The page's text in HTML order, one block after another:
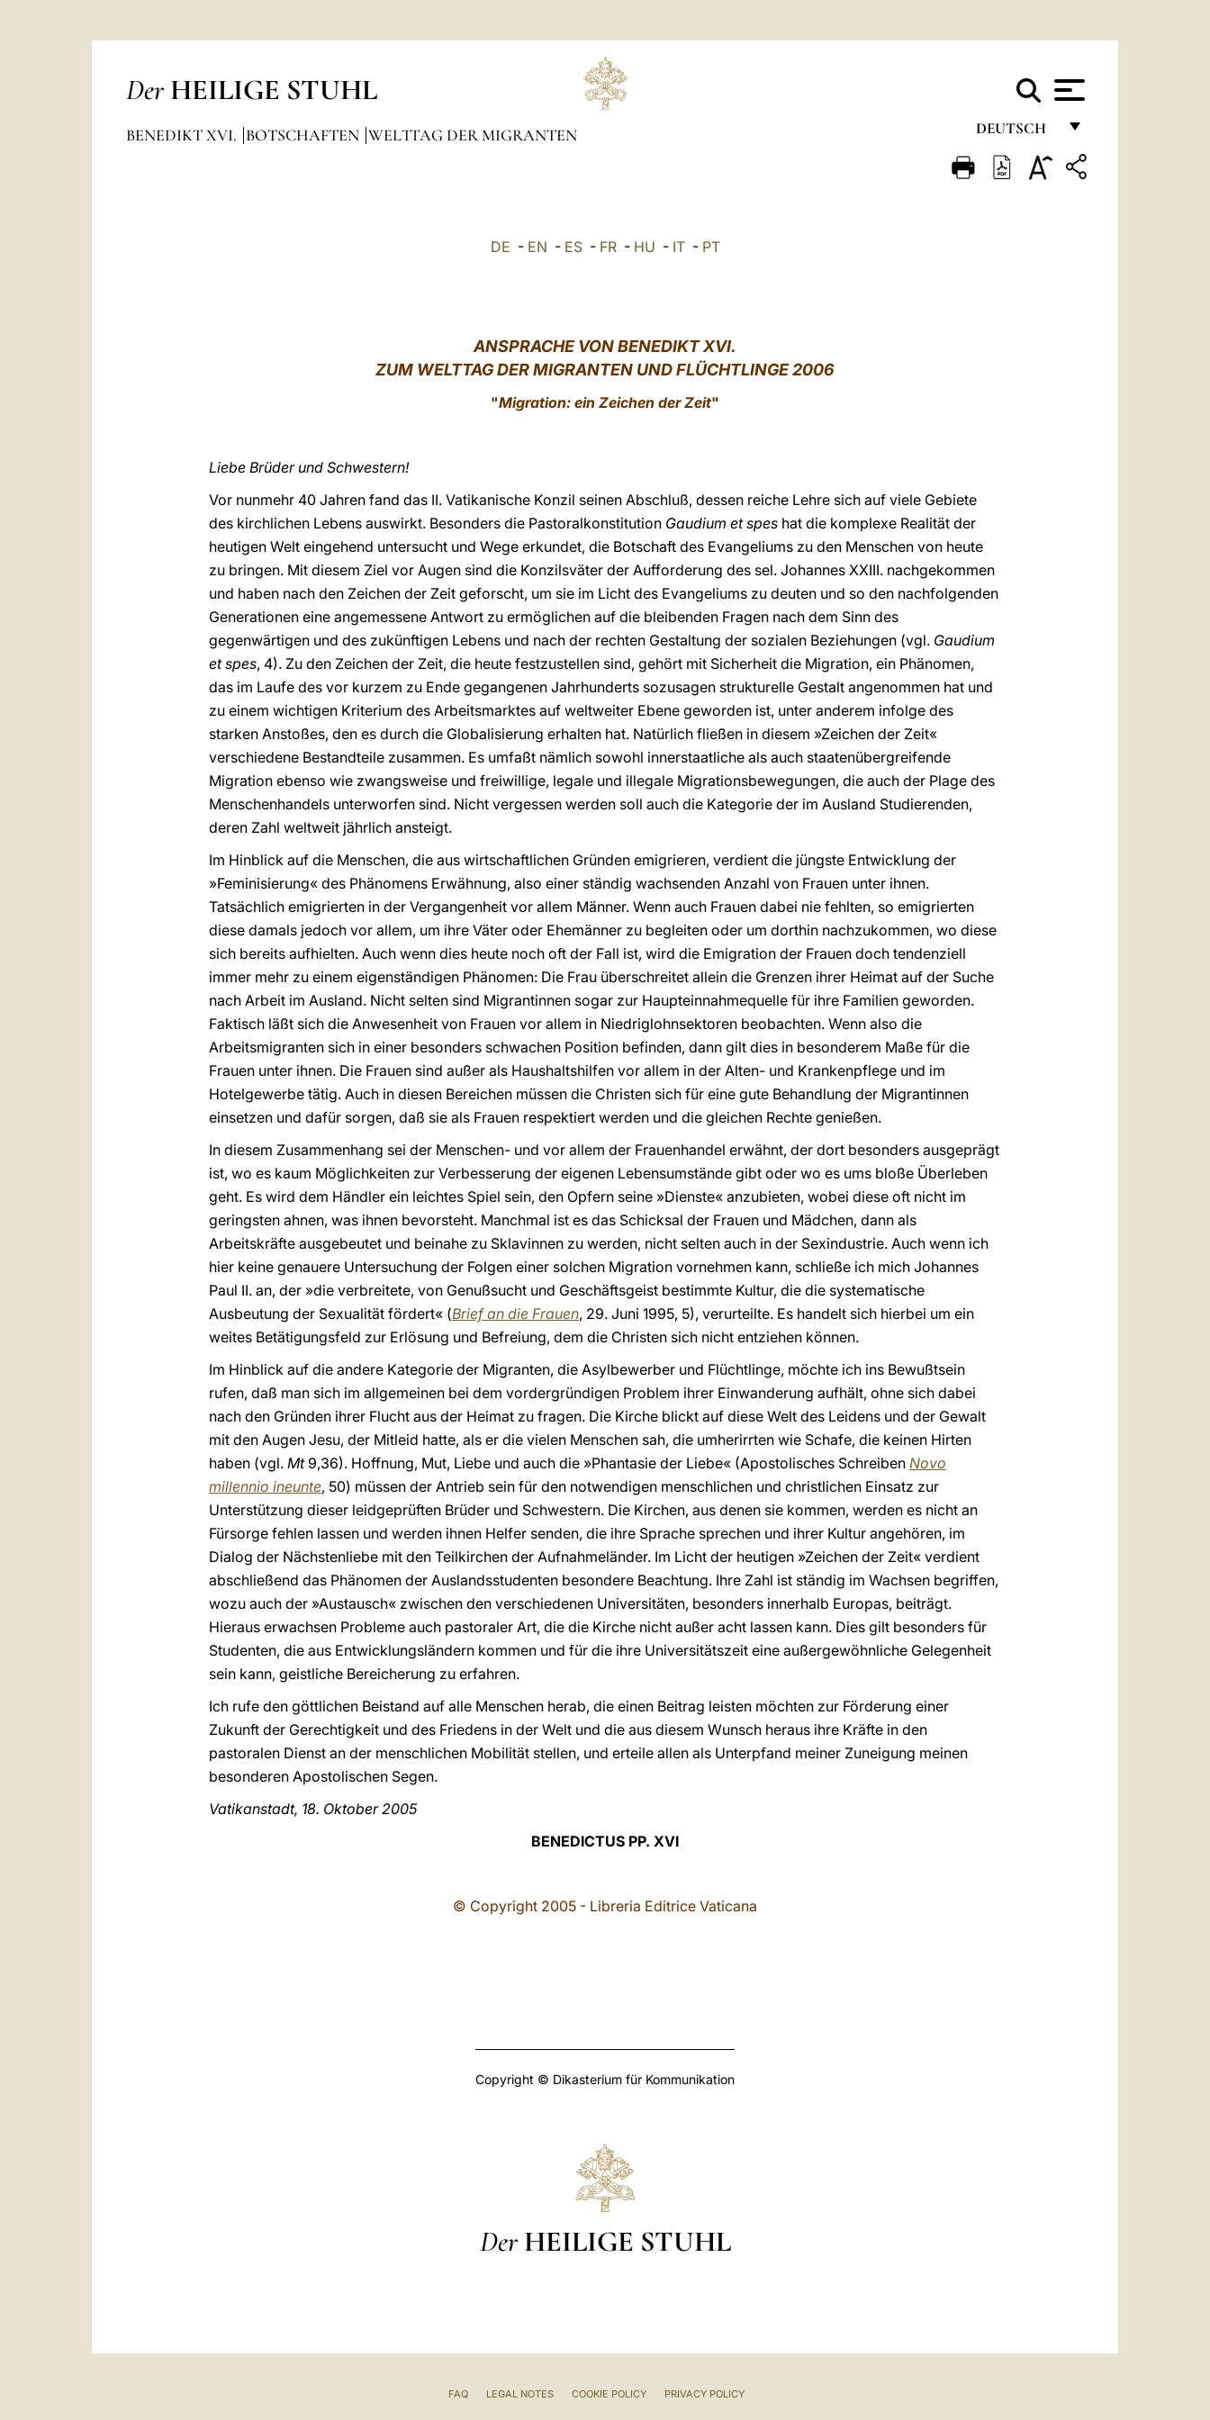
Der HEILIGE STUHL
DEUTSCH
FRANÇAIS
BENEDIKT XVI. BOTSCHAFTEN WELTTAG DER MIGRANTEN
DE - EN - ES- FR- HU - IT- PT
ANSPRACHE VON BENEDIKT XVI.
ZUM WELTTAG DER MIGRANTEN UND FLÜCHTLINGE 2006
"Migration: ein Zeichen der Zeit"
Liebe Brüder und Schwestern!
Vor nunmehr 40 Jahren fand das II. Vatikanische Konzil seinen Abschluß, dessen reiche Lehre sich auf viele Gebiete
des kirchlichen Lebens auswirkt. Besonders die Pastoralkonstitution Gaudium et spes hat die komplexe Realität der
heutigen Welt eingehend untersucht und Wege erkundet, die Botschaft des Evangeliums zu den Menschen von heute
zu bringen. Mit diesem Ziel vor Augen sind die Konzilsväter der Aufforderung des sel. Johannes XXIII. nachgekommen
und haben nach den Zeichen der Zeit geforscht, um sie im Licht des Evangeliums zu deuten und so den nachfolgenden
Generationen eine angemessene Antwort zu ermöglichen auf die bleibenden Fragen nach dem Sinn des
gegenwärtigen und des zukünftigen Lebens und nach der rechten Gestaltung der sozialen Beziehungen (vgl. Gaudium
et spes, 4). Zu den Zeichen der Zeit, die heute festzustellen sind, gehört mit Sicherheit die Migration, ein Phänomen,
das im Laufe des vor kurzem zu Ende gegangenen Jahrhunderts sozusagen strukturelle Gestalt angenommen hat und
zu einem wichtigen Kriterium des Arbeitsmarktes auf weltweiter Ebene geworden ist, unter anderem infolge des
starken Anstoßes, den es durch die Globalisierung erhalten hat. Natürlich fließen in diesem »Zeichen der Zeit«
verschiedene Bestandteile zusammen. Es umfaßt nämlich sowohl innerstaatliche als auch staatenübergreifende
Migration ebenso wie zwangsweise und freiwillige, legale und illegale Migrationsbewegungen, die auch der Plage des
Menschenhandels unterworfen sind. Nicht vergessen werden soll auch die Kategorie der im Ausland Studierenden,
deren Zahl weltweit jährlich ansteigt.
Im Hinblick auf die Menschen, die aus wirtschaftlichen Gründen emigrieren, verdient die jüngste Entwicklung der
»Feminisierung« des Phänomens Erwähnung, also einer ständig wachsenden Anzahl von Frauen unter ihnen.
Tatsächlich emigrierten in der Vergangenheit vor allem Männer. Wenn auch Frauen dabei nie fehlten, so emigrierten
diese damals jedoch vor allem, um ihre Väter oder Ehemänner zu begleiten oder um dorthin nachzukommen, wo diese
sich bereits aufhielten. Auch wenn dies heute noch oft der Fall ist, wird die Emigration der Frauen doch tendenziell
immer mehr zu einem eigenständigen Phänomen: Die Frau überschreitet allein die Grenzen ihrer Heimat auf der Suche
nach Arbeit im Ausland. Nicht selten sind Migrantinnen sogar zur Haupteinnahmequelle für ihre Familien geworden.
Faktisch läßt sich die Anwesenheit von Frauen vor allem in Niedriglohnsektoren beobachten. Wenn also die
Arbeitsmigranten sich in einer besonders schwachen Position befinden, dann gilt dies in besonderem Maße für die
Frauen unter ihnen. Die Frauen sind außer als Haushaltshilfen vor allem in der Alten- und Krankenpflege und im
Hotelgewerbe tätig. Auch in diesen Bereichen müssen die Christen sich für eine gute Behandlung der Migrantinnen
einsetzen und dafür sorgen, daß sie als Frauen respektiert werden und die gleichen Rechte genießen.
In diesem Zusammenhang sei der Menschen- und vor allem der Frauenhandel erwähnt, der dort besonders ausgeprägt
ist, wo es kaum Möglichkeiten zur Verbesserung der eigenen Lebensumstände gibt oder wo es ums bloße Überleben
geht. Es wird dem Händler ein leichtes Spiel sein, den Opfern seine »Dienste« anzubieten, wobei diese oft nicht im
geringsten ahnen, was ihnen bevorsteht. Manchmal ist es das Schicksal der Frauen und Mädchen, dann als
Arbeitskräfte ausgebeutet und beinahe zu Sklavinnen zu werden, nicht selten auch in der Sexindustrie. Auch wenn ich
hier keine genauere Untersuchung der Folgen einer solchen Migration vornehmen kann, schließe ich mich Johannes
Paul II. an, der »die verbreitete, von Genußsucht und Geschäftsgeist bestimmte Kultur, die die systematische
Ausbeutung der Sexualität fördert« (Brief an die Frauen, 29. Juni 1995, 5), verurteilte. Es handelt sich hierbei um ein
weites Betätigungsfeld zur Erlösung und Befreiung, dem die Christen sich nicht entziehen können.
Im Hinblick auf die andere Kategorie der Migranten, die Asylbewerber und Flüchtlinge, möchte ich ins Bewußtsein
rufen, daß man sich im allgemeinen bei dem vordergründigen Problem ihrer Einwanderung aufhält, ohne sich dabei
nach den Gründen ihrer Flucht aus der Heimat zu fragen. Die Kirche blickt auf diese Welt des Leidens und der Gewalt
mit den Augen Jesu, der Mitleid hatte, als er die vielen Menschen sah, die umherirrten wie Schafe, die keinen Hirten
haben (vgl. Mt9,36). Hoffnung, Mut, Liebe und auch die »Phantasie der Liebe« (Apostolisches Schreiben Novo
millennio ineunte, 50) müssen der Antrieb sein für den notwendigen menschlichen und christlichen Einsatz zur
Unterstützung dieser leidgeprüften Brüder und Schwestern. Die Kirchen, aus denen sie kommen, werden es nicht an
Fürsorge fehlen lassen und werden ihnen Helfer senden, die ihre Sprache sprechen und ihrer Kultur angehören, im
Dialog der Nächstenliebe mit den Teilkirchen der Aufnahmeländer. Im Licht der heutigen »Zeichen der Zeit« verdient
abschließend das Phänomen der Auslandsstudenten besondere Beachtung. Ihre Zahl ist ständig im Wachsen begriffen,
wozu auch der »Austausch« zwischen den verschiedenen Universitäten, besonders innerhalb Europas, beiträgt.
Hieraus erwachsen Probleme auch pastoraler Art, die die Kirche nicht außer acht lassen kann. Dies gilt besonders für
Studenten, die aus Entwicklungsländern kommen und für die ihre Universitätszeit eine außergewöhnliche Gelegenheit
sein kann, geistliche Bereicherung zu erfahren.
Ich rufe den göttlichen Beistand auf alle Menschen herab, die einen Beitrag leisten möchten zur Förderung einer
Zukunft der Gerechtigkeit und des Friedens in der Welt und die aus diesem Wunsch heraus ihre Kräfte in den
pastoralen Dienst an der menschlichen Mobilität stellen, und erteile allen als Unterpfand meiner Zuneigung meinen
besonderen Apostolischen Segen.
Vatikanstadt, 18. Oktober 2005
BENEDICTUS PP. XVI
© Copyright 2005 - Libreria Editrice Vaticana
Copyright © Dikasterium für Kommunikation
Der HEILIGE STUHL
FAQ LEGAL NOTES COOKIE POLICY PRIVACY POLICY